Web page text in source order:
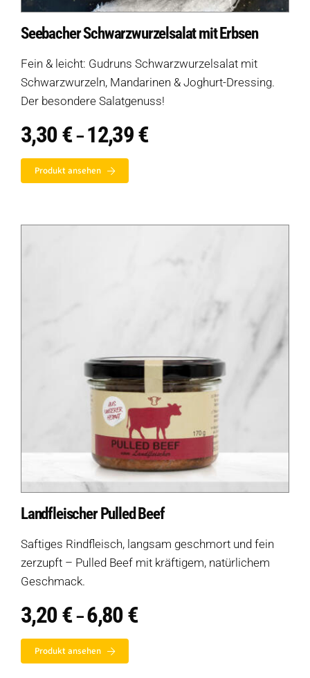
Seebacher Schwarzwurzelsalat mit Erbsen
Fein & leicht: Gudruns Schwarzwurzelsalat mit
Schwarzwurzeln, Mandarinen & Joghurt-Dressing.
Der besondere Salatgenuss!
3,30€ – 12,39€Preisspanne:
3,30 €
Produkt ansehen
Landfleischer Pulled Beef
Saftiges Rindfleisch, langsam geschmort und fein
zerzupft – Pulled Beef mit kräftigem, natürlichem
Geschmack.
3,20€ –6,80€Preisspanne:
3,20 €
Produkt ansehen